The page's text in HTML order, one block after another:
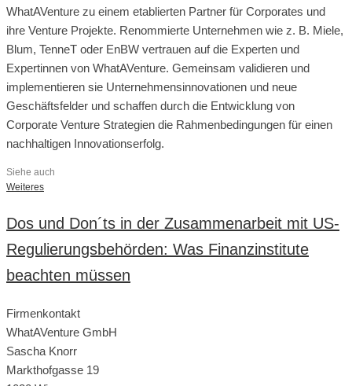
WhatAVenture zu einem etablierten Partner für Corporates und
ihre Venture Projekte. Renommierte Unternehmen wie z. B. Miele,
Blum, TenneT oder EnBW vertrauen auf die Experten und
Expertinnen von WhatAVenture. Gemeinsam validieren und
implementieren sie Unternehmensinnovationen und neue
Geschäftsfelder und schaffen durch die Entwicklung von
Corporate Venture Strategien die Rahmenbedingungen für einen
nachhaltigen Innovationserfolg.
Siehe auch
Weiteres
Dos und Don´ts in der Zusammenarbeit mit US-
Regulierungsbehörden: Was Finanzinstitute
beachten müssen
Firmenkontakt
WhatAVenture GmbH
Sascha Knorr
Markthofgasse 19